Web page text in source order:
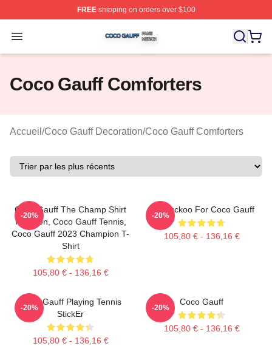
FREEshipping on orders over $100
Open menu
Coco Gauff Shop ⚡️ Officially Licensed Coco Gauff
Coco Gauff Comforters
Accueil /Coco Gauff Decoration/Coco Gauff Comforters
Coco Gauff The Champ Shirt
For Men, Coco Gauff Tennis,
Coco Gauff 2023 Champion T-
Shirt
105,80 € - 136,16 €
-20%
I'm Cuckoo For Coco Gauff
105,80 € - 136,16 €
-20%
Coco Gauff Playing Tennis
StickEr
105,80 € - 136,16 €
-20%
Coco Gauff
105,80 € - 136,16 €
-20%